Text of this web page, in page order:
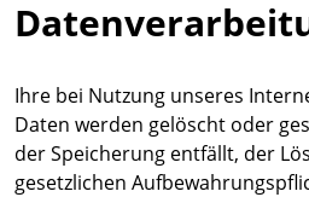
Ihre bei Nutzung unseres
Daten werden gelöscht oder
der Speicherung entfällt, der
gesetzlichen